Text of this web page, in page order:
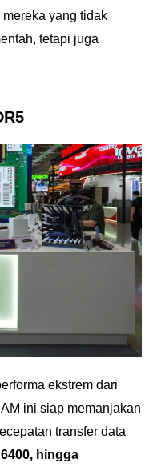
yang tidak
tetapi juga
ekstrem dari
ini siap memanjakan
transfer data
hingga